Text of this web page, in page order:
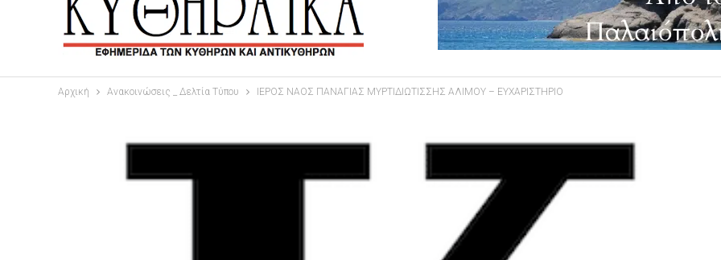
Αρχική Ανακοινώσεις _ Δελτία Τύπου ΙΕΡΟΣ ΝΑΟΣ ΠΑΝΑΓΙΑΣ ΜΥΡΤΙΔΙΩΤΙΣΣΗΣ ΑΛΙΜΟΥ – ΕΥΧΑΡΙΣΤΗΡΙΟ